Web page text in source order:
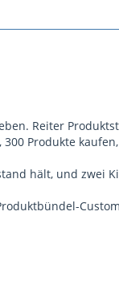
Reiter
Produkte
hält, und zwei